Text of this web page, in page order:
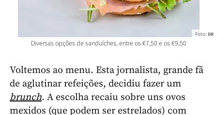
Diversas opções de sanduíches, entre os €7,50 e os €9,50
Foto: DR
Voltemos ao menu. Esta jornalista, grande fã
de aglutinar refeições, decidiu fazer um
brunch. A escolha recaiu sobre uns ovos
mexidos (que podem ser estrelados) com